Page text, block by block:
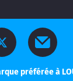
préférée à